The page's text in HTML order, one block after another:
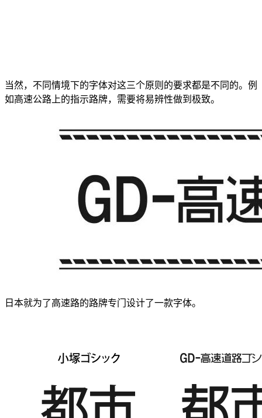
当然，不同情境下的字体对这三个原则的要求都是不同的。例
如高速公路上的指示路牌，需要将易辨性做到极致。
日本就为了高速路的路牌专门设计了一款字体。